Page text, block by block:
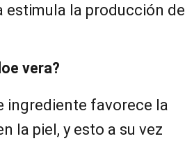
estimula la producción de
vera?
ingrediente favorece la
la piel, y esto a su vez